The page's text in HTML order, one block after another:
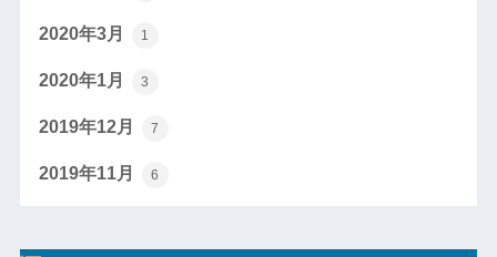
2020年3月 1
2020年1月 3
2019年12月 7
2019年11月 6